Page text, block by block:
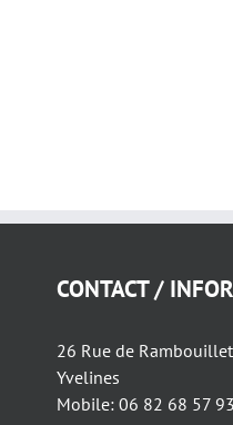
CONTACT /
26 Rue de
Yvelines
Mobile: 06 82 68 57 93